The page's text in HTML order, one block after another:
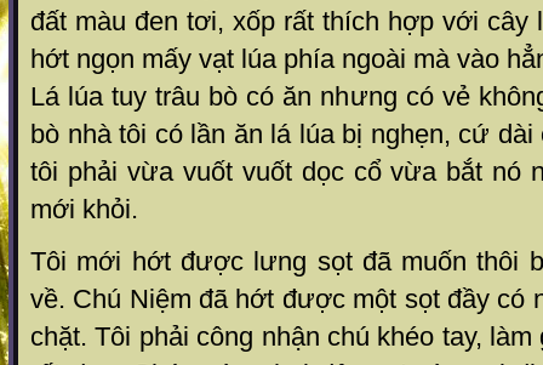
đất màu đen tơi, xốp rất thích hợp với cây
hớt ngọn mấy vạt lúa phía ngoài mà vào
Lá lúa tuy trâu bò có ăn nhưng có vẻ
bò nhà tôi có lần ăn lá lúa bị nghẹn, cứ
tôi phải vừa vuốt vuốt dọc cổ vừa bắt nó
mới khỏi.
Tôi mới hớt được lưng sọt đã muốn thôi
về. Chú Niệm đã hớt được một sọt đầy có
chặt. Tôi phải công nhận chú khéo tay,